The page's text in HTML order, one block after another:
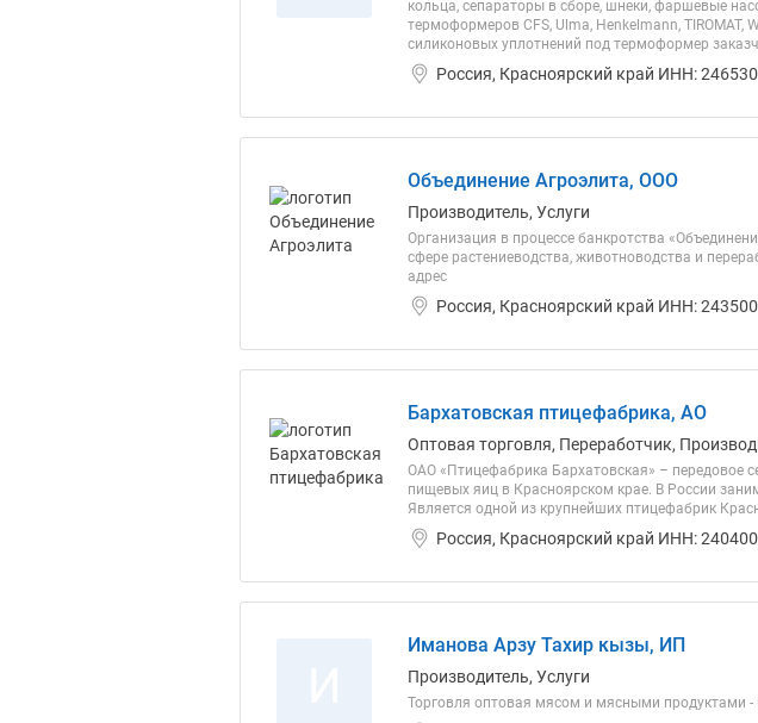
кольца, сепараторы в сборе, шнеки, фаршевые
термоформеров CFS, Ulma, Henkelmann, TIROMAT,
силиконовых уплотнений под термоформер
Россия, Красноярский край ИНН:
Объединение Агроэлита, ООО
Производитель, Услуги
Организация в процессе банкротства
сфере растениеводства, животноводства и
адрес
Россия, Красноярский край ИНН:
Бархатовская птицефабрика, АО
Оптовая торговля, Переработчик,
ОАО «Птицефабрика Бархатовская» – передовое
пищевых яиц в Красноярском крае. В России
Является одной из крупнейших птицефабрик
Россия, Красноярский край ИНН:
Иманова Арзу Тахир кызы, ИП
Производитель, Услуги
Торговля оптовая мясом и мясными продуктами